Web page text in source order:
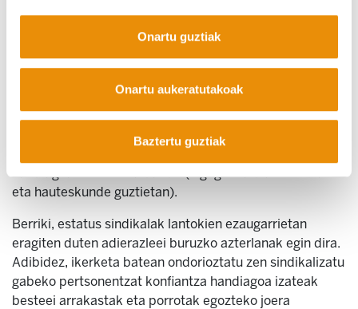
Onartu guztiak
Onartu aukeratutakoak
Baztertu guztiak
Sindikatu bateko kide ez direnen aldean, sindikalizatuta
dauden pertsonak politikoki aktiboagoak dira
informatuago daude, eztabaida politiko gehiagotan
ezkertiarragoak izateko joera dute. Sindikalizazio maila
baxuagoa hauteskundeetako parte-hartze txikiagoaren
eskutik joan ohi da, eta sindikalizazio-maila altuagoak,
berriz, errenta baxuagoko taldeen parte hartze
handiagoarekin lotuta daude (legegintzaldiaren erdian
eta hauteskunde guztietan).
Berriki, estatus sindikalak lantokien ezaugarrietan
eragiten duten adierazleei buruzko azterlanak egin dira.
Adibidez, ikerketa batean ondorioztatu zen sindikalizatu
gabeko pertsonentzat konfiantza handiagoa izateak
besteei arrakastak eta porrotak egozteko joera